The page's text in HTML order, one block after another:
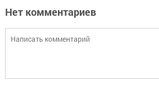
Нет комментариев